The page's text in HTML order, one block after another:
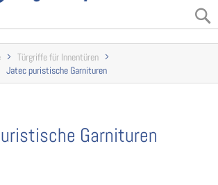
Türgriffe für Innentüren
Jatec puristische Garnituren
Garnituren